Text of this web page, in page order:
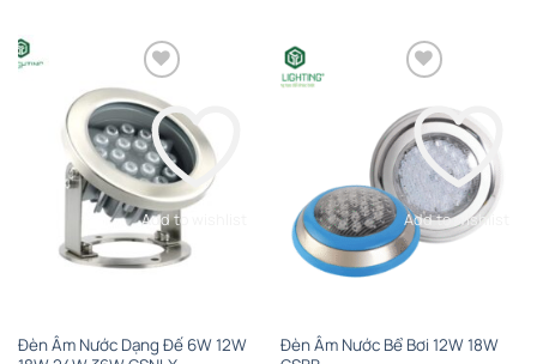
4,000,000₫
Add to wishlist
Đèn Âm Nước Dạng Đế 6W 12W
Add to wishlist
Đèn Âm Nước Bể Bơi 12W 18W